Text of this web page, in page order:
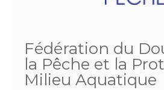
Fédération du
la Pêche et la
Milieu Aquatique